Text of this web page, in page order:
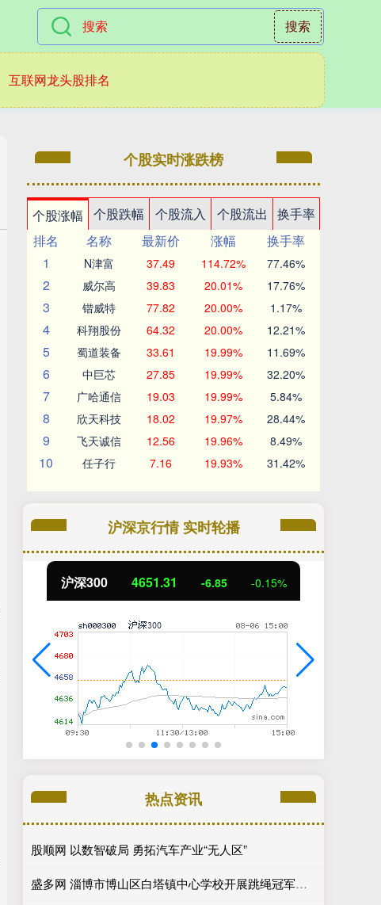
搜索
互联网龙头股排名
个股实时涨跌榜
个股涨幅 个股跌幅 个股流入 个股流出
换手率
排名
名称 最新价 涨幅
换手率
1
N津富 37.49 114.72% 77.46%
2 威尔高 39.83 20.01% 17.76%
3 锴威特 77.82 20.00% 1.17%
4 科翔股份 64.32 20.00% 12.21%
5 蜀道装备 33.61 19.99% 11.69%
6 中巨芯 27.85 19.99% 32.20%
7 广哈通信 19.03 19.99% 5.84%
8 欣天科技 18.02 19.97% 28.44%
9 飞天诚信 12.56 19.96% 8.49%
10 任子行 7.16 19.93% 31.42%
沪深京行情 实时轮播
北证50 1122.88 3.42 0.30%
热点资讯
股顺网 以数智破局 勇拓汽车产业“无人区”
盛多网 淄博市博山区白塔镇中心学校开展跳绳冠军进校园指导活动